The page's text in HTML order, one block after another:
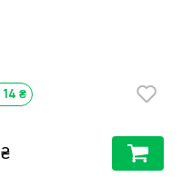
14 ₴
₴